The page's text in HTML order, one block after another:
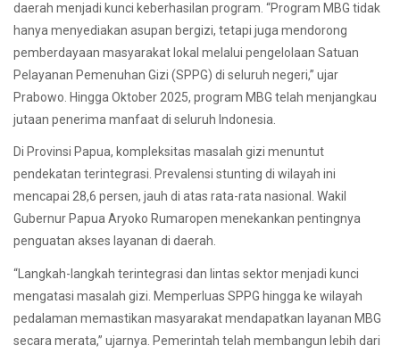
daerah menjadi kunci keberhasilan program. “Program MBG tidak
hanya menyediakan asupan bergizi, tetapi juga mendorong
pemberdayaan masyarakat lokal melalui pengelolaan Satuan
Pelayanan Pemenuhan Gizi (SPPG) di seluruh negeri,” ujar
Prabowo. Hingga Oktober 2025, program MBG telah menjangkau
jutaan penerima manfaat di seluruh Indonesia.
Di Provinsi Papua, kompleksitas masalah gizi menuntut
pendekatan terintegrasi. Prevalensi stunting di wilayah ini
mencapai 28,6 persen, jauh di atas rata-rata nasional. Wakil
Gubernur Papua Aryoko Rumaropen menekankan pentingnya
penguatan akses layanan di daerah.
“Langkah-langkah terintegrasi dan lintas sektor menjadi kunci
mengatasi masalah gizi. Memperluas SPPG hingga ke wilayah
pedalaman memastikan masyarakat mendapatkan layanan MBG
secara merata,” ujarnya. Pemerintah telah membangun lebih dari